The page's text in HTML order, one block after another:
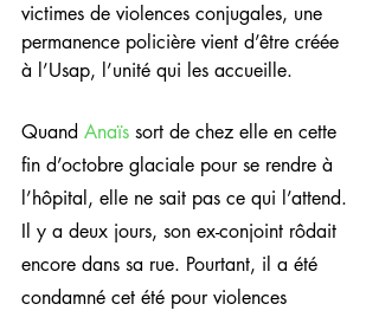
victimes de violences conjugales, une
permanence policière vient d’être créée
à l’Usap, l’unité qui les accueille.
Quand Anaïs sort de chez elle en cette
fin d’octobre glaciale pour se rendre à
l’hôpital, elle ne sait pas ce qui l’attend.
Il y a deux jours, son ex-conjoint rôdait
encore dans sa rue. Pourtant, il a été
condamné cet été pour violences